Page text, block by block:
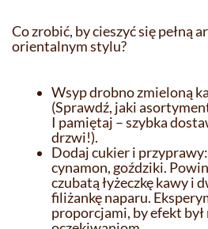
Co zrobić, by cieszyć się pełną
orientalnym stylu?
Wsyp drobno zmieloną
(Sprawdź, jaki
I pamiętaj – szybka
drzwi!).
Dodaj cukier i
cynamon, goździki.
czubatą łyżeczkę kawy i
filiżankę naparu.
proporcjami, by efekt